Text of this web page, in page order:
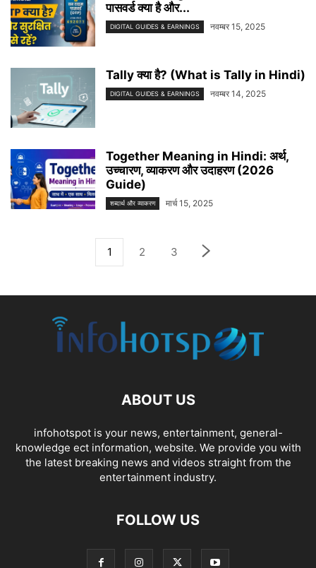
पासवर्ड क्या है और...
DIGITAL GUIDES & EARNINGS नवम्बर 15, 2025
Tally क्या है? (What is Tally in Hindi)
DIGITAL GUIDES & EARNINGS नवम्बर 14, 2025
Together Meaning in Hindi: अर्थ,
उच्चारण, व्याकरण और उदाहरण (2026
Guide)
शब्दार्थ और व्याकरण मार्च 15, 2025
1 2 3
ABOUT US
infohotspot is your news, entertainment, general-
knowledge ect information, website. We provide you with
the latest breaking news and videos straight from the
entertainment industry.
FOLLOW US